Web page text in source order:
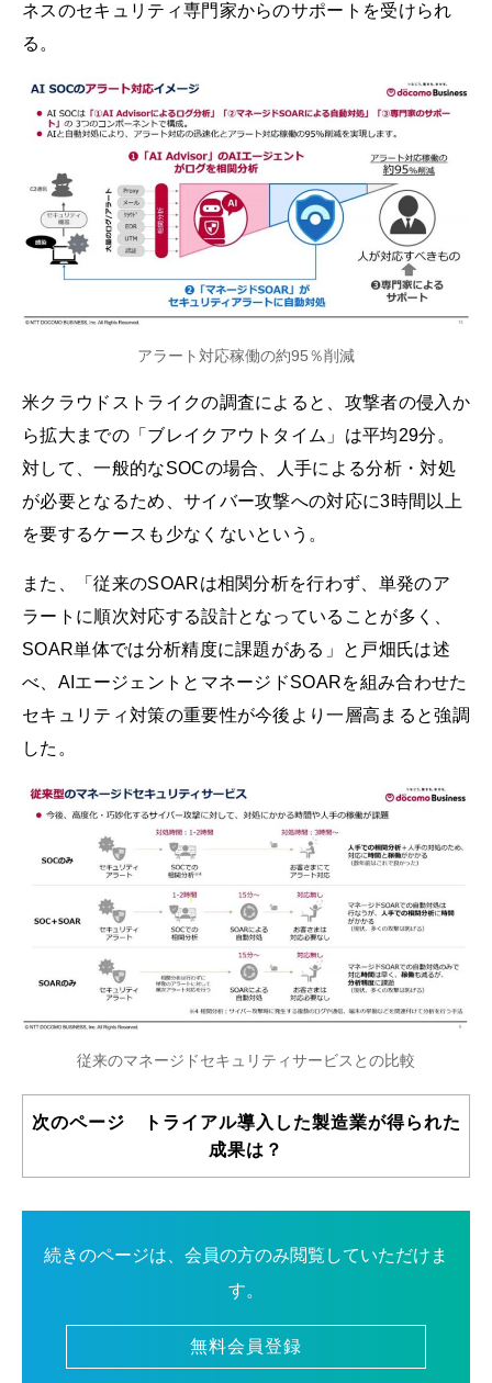
ネスのセキュリティ専門家からのサポートを受けられ
る。
アラート対応稼働の約95％削減
米クラウドストライクの調査によると、攻撃者の侵入か
ら拡大までの「ブレイクアウトタイム」は平均29分。
対して、一般的なSOCの場合、人手による分析・対処
が必要となるため、サイバー攻撃への対応に3時間以上
を要するケースも少なくないという。
また、「従来のSOARは相関分析を行わず、単発のア
ラートに順次対応する設計となっていることが多く、
SOAR単体では分析精度に課題がある」と戸畑氏は述
べ、AIエージェントとマネージドSOARを組み合わせた
セキュリティ対策の重要性が今後より一層高まると強調
した。
従来のマネージドセキュリティサービスとの比較
次のページ トライアル導入した製造業が得られた
成果は？
続きのページは、会員の方のみ閲覧していただけま
す。
無料会員登録